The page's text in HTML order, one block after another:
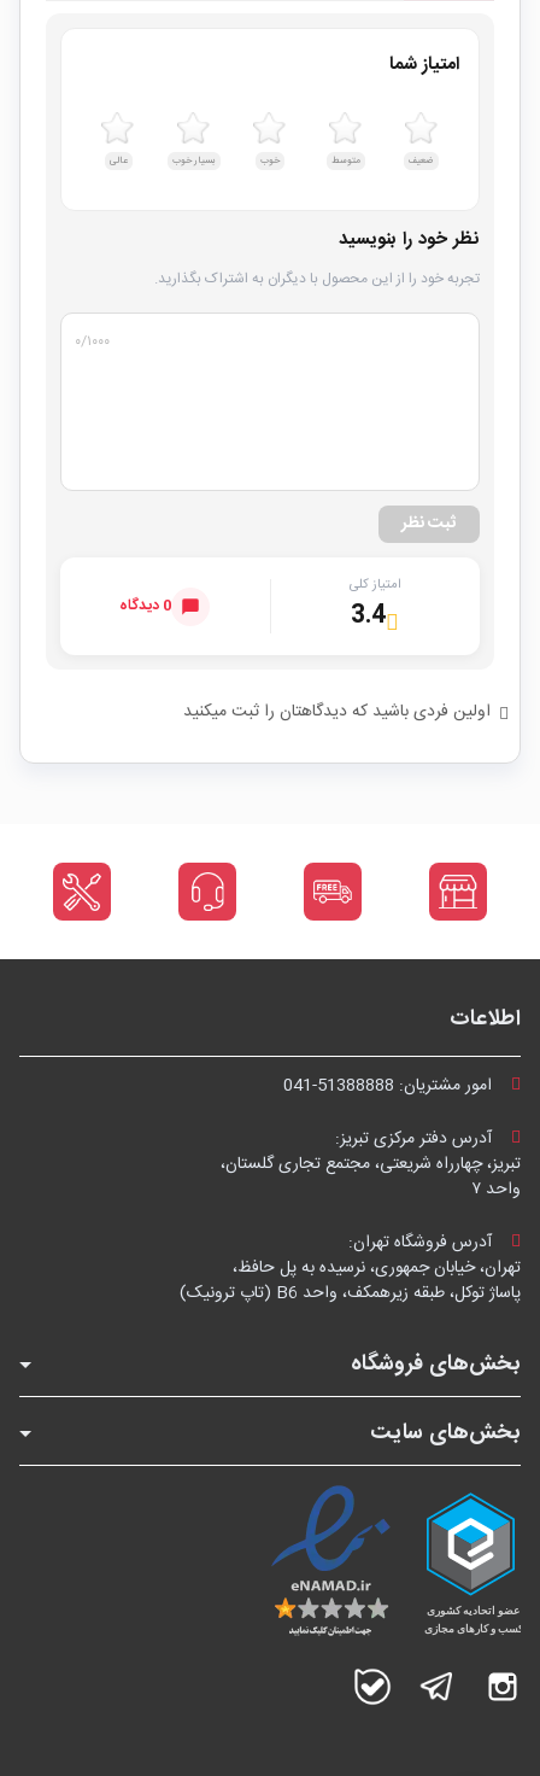
امتیاز شما
ضعیف متوسط خوب بسیار خوب عالی
نظر خود را بنویسید
تجربه خود را از این محصول با دیگران به اشتراک بگذارید.
۰/۱۰۰۰
ثبت نظر
امتیاز کلی
3.4 0 دیدگاه
اولین فردی باشید که دیدگاهتان را ثبت میکنید
اطلاعات
امور مشتریان: 041-51388888
آدرس دفتر مرکزی تبریز:
تبریز، چهارراه شریعتی، مجتمع تجاری گلستان،
واحد ۷
آدرس فروشگاه تهران:
تهران، خیابان جمهوری، نرسیده به پل حافظ،
پاساژ توکل، طبقه زیرهمکف، واحد B6 (تاپ ترونیک)
بخش‌های فروشگاه
بخش‌های سایت
اینستاگرام تلگرام